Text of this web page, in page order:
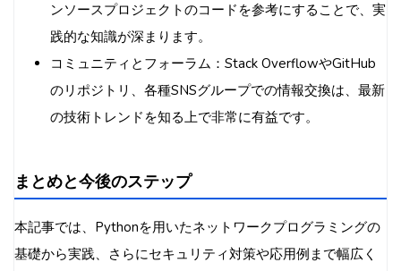
ンソースプロジェクトのコードを参考にすることで、実
践的な知識が深まります。
コミュニティとフォーラム：Stack OverflowやGitHub
のリポジトリ、各種SNSグループでの情報交換は、最新
の技術トレンドを知る上で非常に有益です。
まとめと今後のステップ
本記事では、Pythonを用いたネットワークプログラミングの
基礎から実践、さらにセキュリティ対策や応用例まで幅広く